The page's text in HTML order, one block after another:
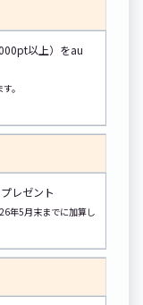
以上）をau
。
レゼント
年5月末までに加算し